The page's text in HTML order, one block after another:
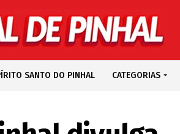
SANTO DO PINHAL CATEGORIAS